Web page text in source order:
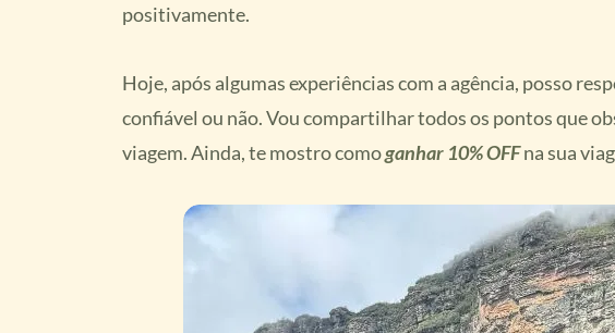
positivamente.
Hoje, após algumas experiências com a agência, posso
confiável ou não. Vou compartilhar todos os pontos que
viagem. Ainda, te mostro comoganhar 10% OFFna sua